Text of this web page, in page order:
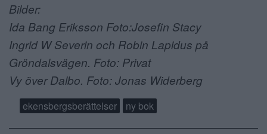
Bilder:
Ida Bang Eriksson Foto:Josefin Stacy
Ingrid W Severin och Robin Lapidus på
Gröndalsvägen. Foto: Privat
Vy över Dalbo. Foto: Jonas Widerberg
ekensbergsberättelser ny bok